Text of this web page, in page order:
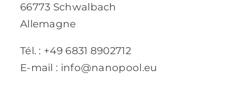
Français
66773 Schwalbach
Allemagne
Tél. : +49 6831 8902712
E-mail : info@nanopool.eu